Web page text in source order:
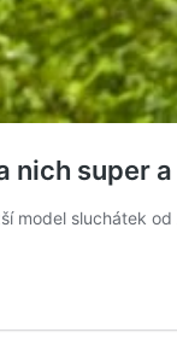
nich super
model sluchátek